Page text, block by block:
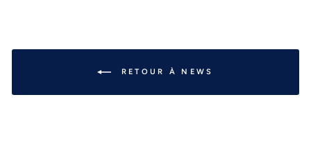
RETOUR À NEWS